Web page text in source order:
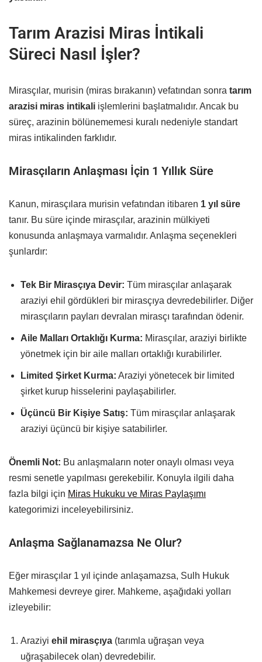
Tarım Arazisi Miras İntikali
Süreci Nasıl İşler?
Mirasçılar, murisin (miras bırakanın) vefatından sonra tarım
arazisi miras intikali işlemlerini başlatmalıdır. Ancak bu
süreç, arazinin bölünememesi kuralı nedeniyle standart
miras intikalinden farklıdır.
Mirasçıların Anlaşması İçin 1 Yıllık Süre
Kanun, mirasçılara murisin vefatından itibaren 1 yıl süre
tanır. Bu süre içinde mirasçılar, arazinin mülkiyeti
konusunda anlaşmaya varmalıdır. Anlaşma seçenekleri
şunlardır:
Tek Bir Mirasçıya Devir: Tüm mirasçılar anlaşarak
araziyi ehil gördükleri bir mirasçıya devredebilirler. Diğer
mirasçıların payları devralan mirasçı tarafından ödenir.
Aile Malları Ortaklığı Kurma: Mirasçılar, araziyi birlikte
yönetmek için bir aile malları ortaklığı kurabilirler.
Limited Şirket Kurma: Araziyi yönetecek bir limited
şirket kurup hisselerini paylaşabilirler.
Üçüncü Bir Kişiye Satış: Tüm mirasçılar anlaşarak
araziyi üçüncü bir kişiye satabilirler.
Önemli Not: Bu anlaşmaların noter onaylı olması veya
resmi senetle yapılması gerekebilir. Konuyla ilgili daha
fazla bilgi için Miras Hukuku ve Miras Paylaşımı
kategorimizi inceleyebilirsiniz.
Anlaşma Sağlanamazsa Ne Olur?
Eğer mirasçılar 1 yıl içinde anlaşamazsa, Sulh Hukuk
Mahkemesi devreye girer. Mahkeme, aşağıdaki yolları
izleyebilir:
Araziyi ehil mirasçıya (tarımla uğraşan veya
uğraşabilecek olan) devredebilir.